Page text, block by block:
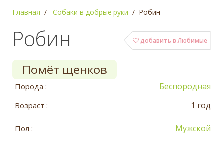
Главная Собаки в добрые руки Робин
добавить в Любимые
Робин
Помёт щенков
Порода : Беспородная
Возраст : 1 год
Пол : Мужской